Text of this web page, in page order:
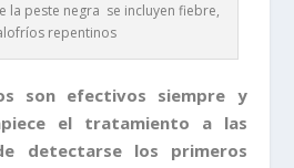
la peste negra se incluyen fiebre,
repentinos
son efectivos siempre y
el tratamiento a las
detectarse los primeros